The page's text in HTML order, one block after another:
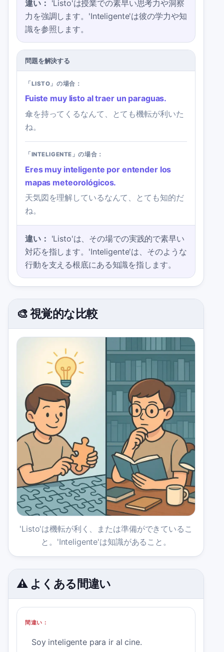
違い： 'Listo'は授業での素早い思考力や洞察
力を強調します。'Inteligente'は彼の学力や知
識を参照します。
問題を解決する
「LISTO」の場合：
Fuiste muy listo al traer un paraguas.
傘を持ってくるなんて、とても機転が利いた
ね。
「INTELIGENTE」の場合：
Eres muy inteligente por entender los
mapas meteorológicos.
天気図を理解しているなんて、とても知的だ
ね。
違い： 'Listo'は、その場での実践的で素早い
対応を指します。'Inteligente'は、そのような
行動を支える根底にある知識を指します。
🎨 視覚的な比較
'Listo'は機転が利く、または準備ができているこ
と。'Inteligente'は知識があること。
⚠️ よくある間違い
間違い：
Soy inteligente para ir al cine.